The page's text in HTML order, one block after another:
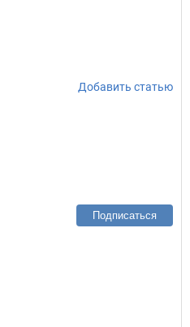
Добавить статью
Подписаться